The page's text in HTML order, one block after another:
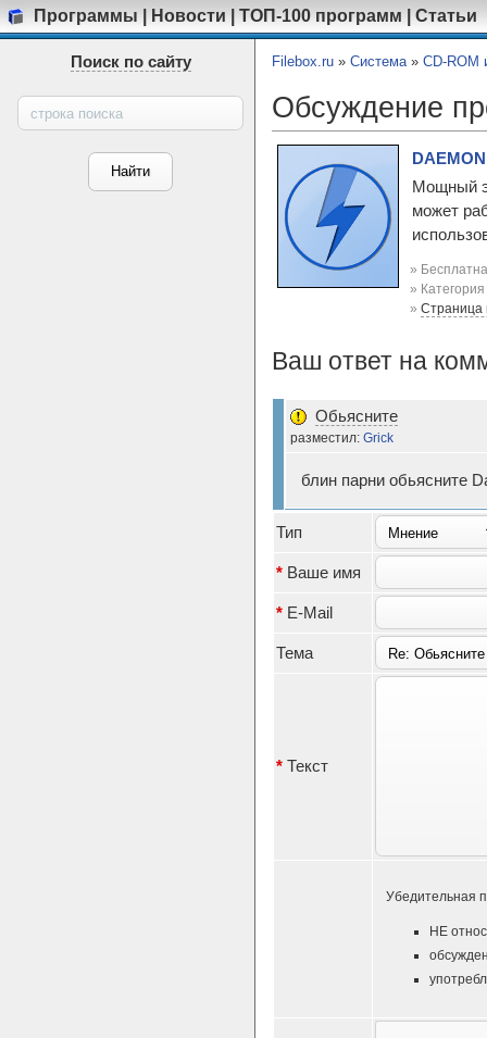
Программы Новости ТОП-100 программ Статьи
Поиск по сайту Filebox.ru » Система» CD-ROM
Обсуждение
Мощный
может
»
» Категория
» Страница
Ваш ответ на
Обьясните
разместил: Grick
блин парни обьясните
Тип
* Ваше имя
* E-Mail
Тема
* Текст
Убедительная
НЕ